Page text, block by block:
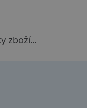
zboží...